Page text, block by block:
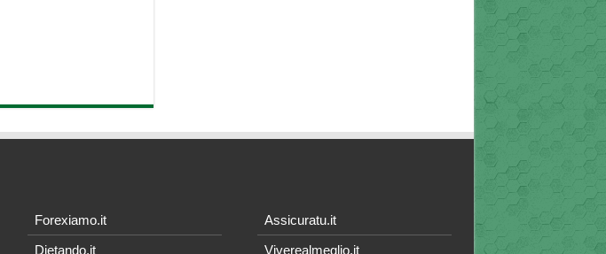
Forexiamo.it
Dietando.it
Assicuratu.it
Viverealmeglio.it